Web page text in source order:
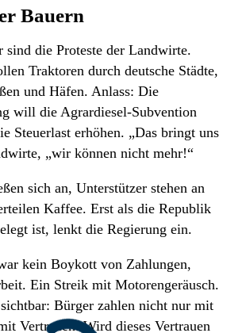
Bauern
sind die Proteste der Landwirte.
Traktoren durch deutsche Städte,
und Häfen. Anlass: Die
will die Agrardiesel-Subvention
Steuerlast erhöhen. „Das bringt uns
„wir können nicht mehr!“
sich an, Unterstützer stehen an
Kaffee. Erst als die Republik
ist, lenkt die Regierung ein.
kein Boykott von Zahlungen,
Ein Streik mit Motorengeräusch.
Bürger zahlen nicht nur mit
Vertrauen. Wird dieses Vertrauen